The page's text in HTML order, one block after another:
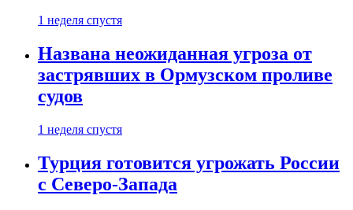
1 неделя спустя
Названа неожиданная угроза от
застрявших в Ормузском проливе
судов
1 неделя спустя
Турция готовится угрожать России
с Северо-Запада